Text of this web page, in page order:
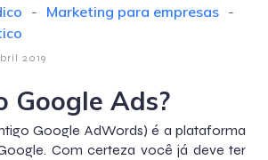
- Marketing para empresas -
2019
Google Ads?
Google AdWords) é a plataforma
Com certeza você já deve ter